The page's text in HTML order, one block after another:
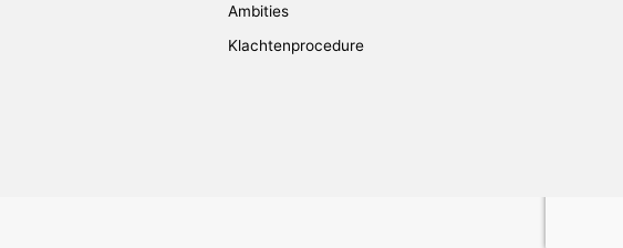
Ambities
Klachtenprocedure